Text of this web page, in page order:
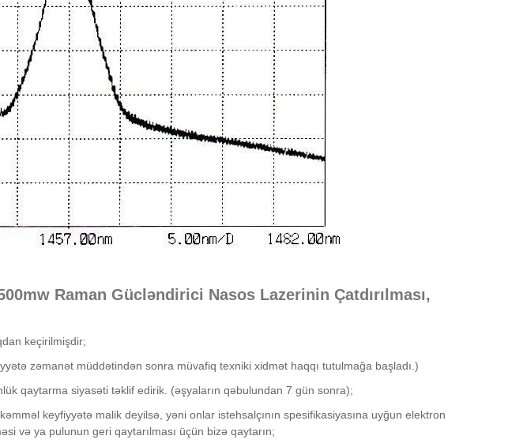
Raman Gücləndirici Nasos Lazerinin Çatdırılması,
keçirilmişdir;
zəmanət müddətindən sonra müvafiq texniki xidmət haqqı tutulmağa başladı.)
qaytarma siyasəti təklif edirik. (əşyaların qəbulundan 7 gün sonra);
keyfiyyətə malik deyilsə, yəni onlar istehsalçının spesifikasiyasına uyğun elektron
və ya pulunun geri qaytarılması üçün bizə qaytarın;